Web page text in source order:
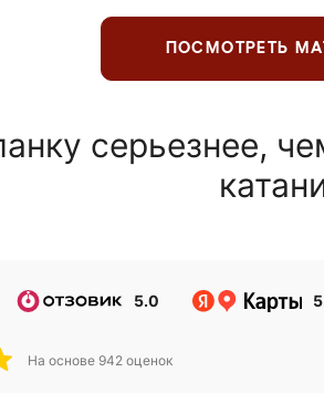
ПОСМОТРЕТЬ
серьезнее,
5.0
На основе 942 оценок